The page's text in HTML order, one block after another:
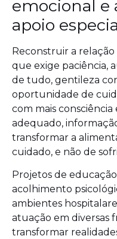
emocional e
apoio
Reconstruir a
que exige paciência,
de tudo, gentileza
oportunidade de
com mais
adequado,
transformar a
cuidado, e não de
Projetos de
acolhimento
ambientes
atuação em diversas
transformar